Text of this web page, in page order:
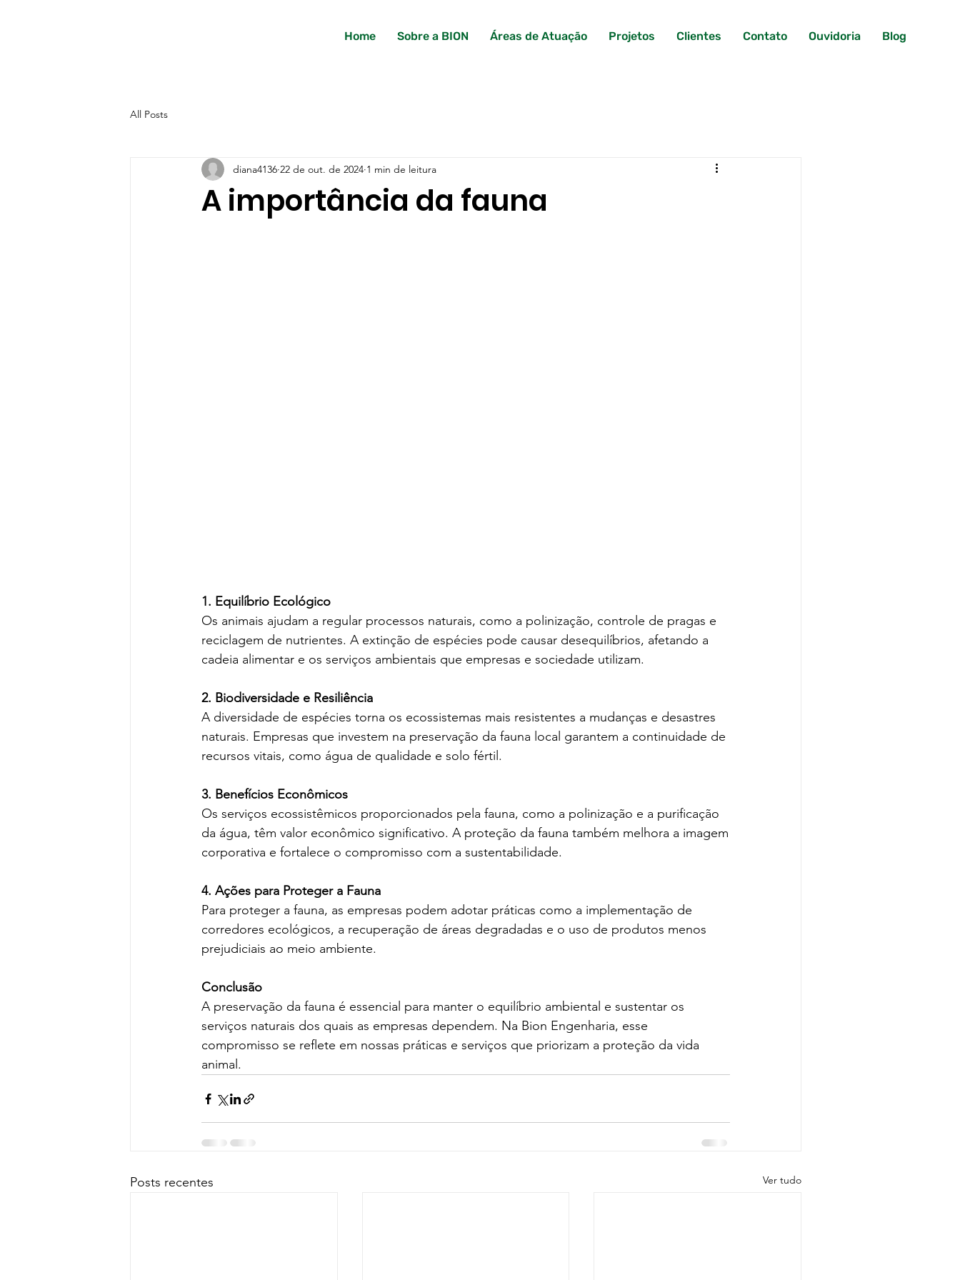
Home Sobre a BION Áreas de Atuação Projetos Clientes Contato Ouvidoria Blog
All Posts
A importância da fauna
diana4136 22 de out. de 2024 1 min de leitura
1. Equilíbrio Ecológico
Os animais ajudam a regular processos naturais, como a polinização, controle de pragas e
reciclagem de nutrientes. A extinção de espécies pode causar desequilíbrios, afetando a
cadeia alimentar e os serviços ambientais que empresas e sociedade utilizam.
2. Biodiversidade e Resiliência
A diversidade de espécies torna os ecossistemas mais resistentes a mudanças e desastres
naturais. Empresas que investem na preservação da fauna local garantem a continuidade de
recursos vitais, como água de qualidade e solo fértil.
3. Benefícios Econômicos
Os serviços ecossistêmicos proporcionados pela fauna, como a polinização e a purificação
da água, têm valor econômico significativo. A proteção da fauna também melhora a imagem
corporativa e fortalece o compromisso com a sustentabilidade.
4. Ações para Proteger a Fauna
Para proteger a fauna, as empresas podem adotar práticas como a implementação de
corredores ecológicos, a recuperação de áreas degradadas e o uso de produtos menos
prejudiciais ao meio ambiente.
Conclusão
A preservação da fauna é essencial para manter o equilíbrio ambiental e sustentar os
serviços naturais dos quais as empresas dependem. Na Bion Engenharia, esse
compromisso se reflete em nossas práticas e serviços que priorizam a proteção da vida
animal.
Posts recentes Ver tudo